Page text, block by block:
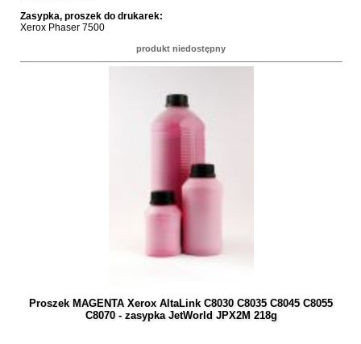
Zasypka, proszek do drukarek:
Xerox Phaser 7500
produkt niedostępny
Proszek MAGENTA Xerox AltaLink C8030 C8035 C8045 C8055
C8070 - zasypka JetWorld JPX2M 218g